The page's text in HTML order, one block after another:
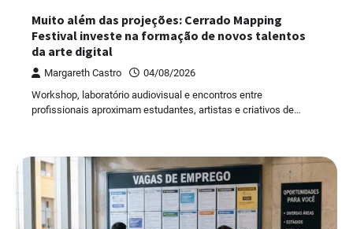
Muito além das projeções: Cerrado Mapping
Festival investe na formação de novos talentos
da arte digital
Margareth Castro
04/08/2026
Workshop, laboratório audiovisual e encontros entre
profissionais aproximam estudantes, artistas e criativos de…